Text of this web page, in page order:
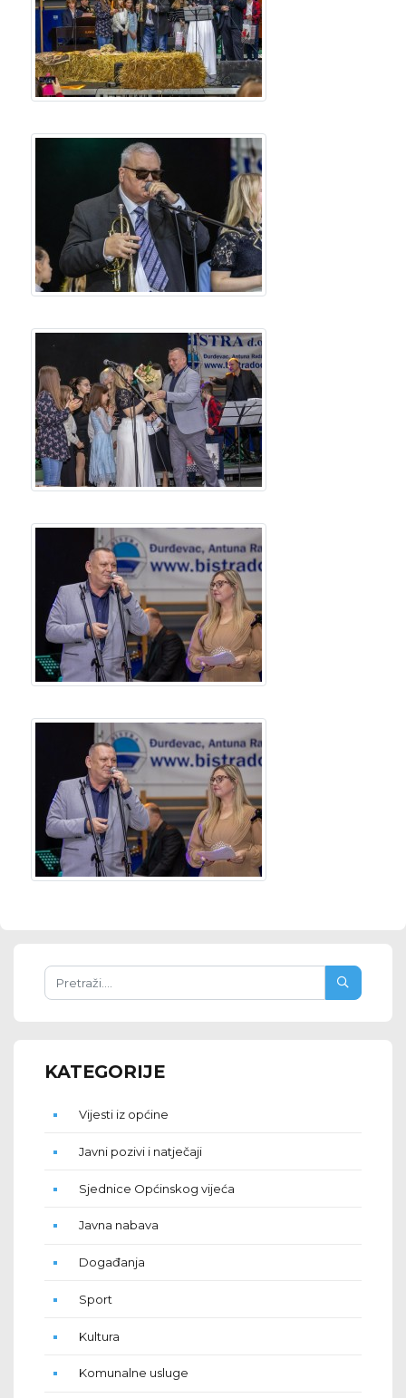
KATEGORIJE
Vijesti iz općine
Javni pozivi i natječaji
Sjednice Općinskog vijeća
Javna nabava
Događanja
Sport
Kultura
Komunalne usluge